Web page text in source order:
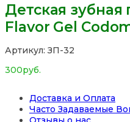
Детская зубная
Flavor Gel
Артикул: ЗП-32
300руб.
Доставка и Оплата
Часто Задаваемые